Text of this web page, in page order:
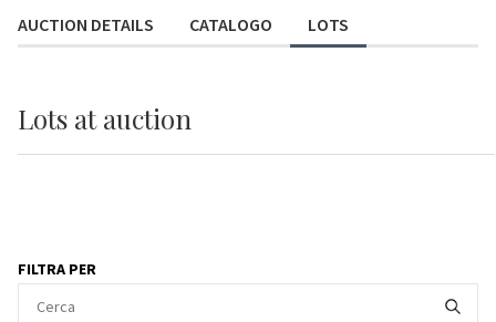
AUCTION DETAILS CATALOGO LOTS
Lots at auction
FILTRA PER